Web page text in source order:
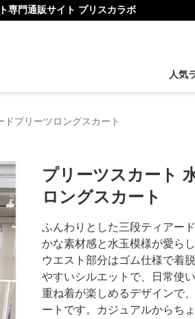
専門通販サイト プリスカラボ
人気
プリーツロングスカート
プリーツスカート
ロングスカート
ふんわりとした三段ティアー
かな素材感と水玉模様が愛ら
ウエスト部分はゴム仕様で着
やすいシルエットで、日常使
重ね着が楽しめるデザインで
ートです。カジュアルからち